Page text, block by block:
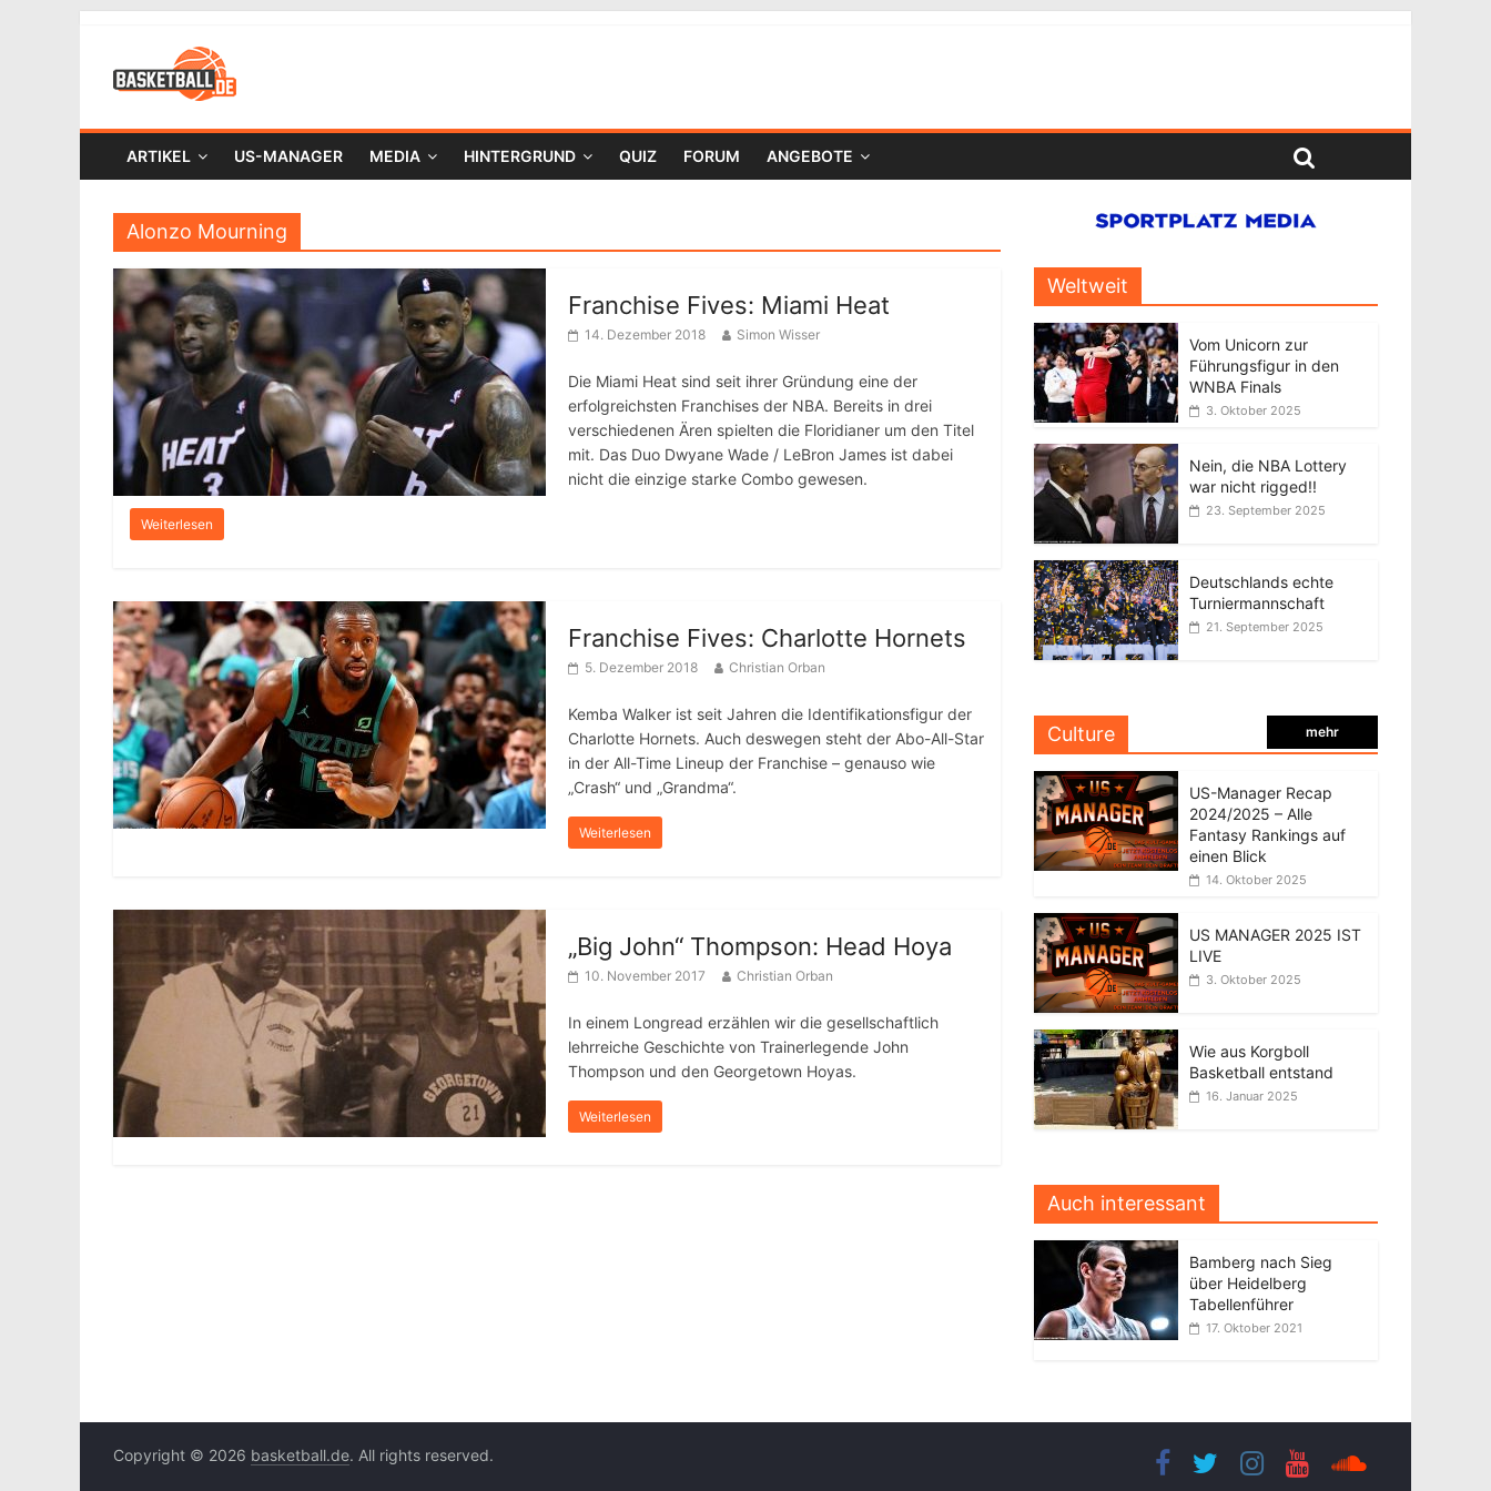
ARTIKEL US-MANAGER MEDIA HINTERGRUND QUIZ FORUM ANGEBOTE
Alonzo Mourning
Franchise Fives: Miami Heat
14. Dezember 2018 Simon Wisser
Die Miami Heat sind seit ihrer Gründung eine der
erfolgreichsten Franchises der NBA. Bereits in drei
verschiedenen Ären spielten die Floridianer um den Titel
mit. Das Duo Dwyane Wade / LeBron James ist dabei
nicht die einzige starke Combo gewesen.
Weiterlesen
Franchise Fives: Charlotte Hornets
5. Dezember 2018 Christian Orban
Kemba Walker ist seit Jahren die Identifikationsfigur der
Charlotte Hornets. Auch deswegen steht der Abo-All-Star
in der All-Time Lineup der Franchise – genauso wie
„Crash“ und „Grandma“.
Weiterlesen
„Big John“ Thompson: Head Hoya
10. November 2017 Christian Orban
In einem Longread erzählen wir die gesellschaftlich
lehrreiche Geschichte von Trainerlegende John
Thompson und den Georgetown Hoyas.
Weiterlesen
Weltweit
Vom Unicorn zur
Führungsfigur in den
WNBA Finals
3. Oktober 2025
Nein, die NBA Lottery
war nicht rigged!!
23. September 2025
Deutschlands echte
Turniermannschaft
21. September 2025
Culture mehr
US-Manager Recap
2024/2025 – Alle
Fantasy Rankings auf
einen Blick
14. Oktober 2025
US MANAGER 2025 IST
LIVE
3. Oktober 2025
Wie aus Korgboll
Basketball entstand
16. Januar 2025
Auch interessant
Bamberg nach Sieg
über Heidelberg
Tabellenführer
17. Oktober 2021
Copyright © 2026 basketball.de. All rights reserved.